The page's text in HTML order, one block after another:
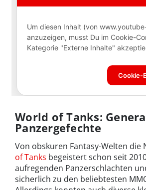
World of Tanks:
Panzergefechte
Von obskuren Fantasy-Welten die
of Tanks begeistert schon seit
aufregenden Panzerschlachten
sicherlich zu den beliebtesten